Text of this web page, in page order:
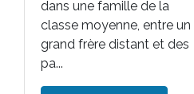
dans une famille de la
classe moyenne, entre un
grand frère distant et des
pa...